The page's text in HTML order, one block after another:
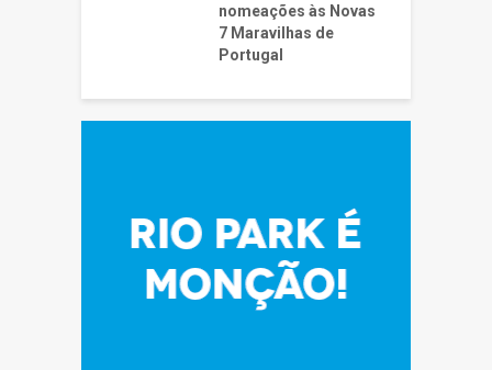
nomeações às Novas
7 Maravilhas de
Portugal